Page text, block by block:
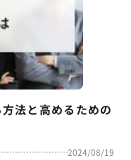
法と高めるための
2024/08/19